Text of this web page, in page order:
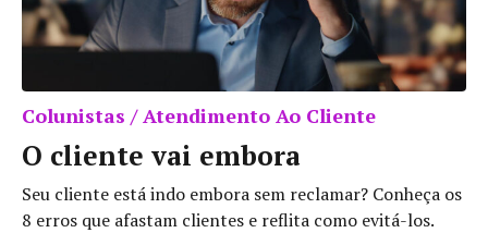
Colunistas / Atendimento Ao Cliente
O cliente vai embora
Seu cliente está indo embora sem reclamar? Conheça os
8 erros que afastam clientes e reflita como evitá-los.